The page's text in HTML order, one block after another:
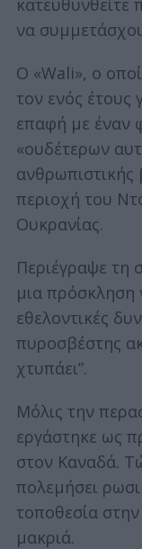
κατευθυνθείτε
να
Ο «Wali», ο
τον ενός έτους
επαφή με έναν
«ουδέτερων
ανθρωπιστικής
περιοχή του
Ουκρανίας.
Περιέγραψε τη
μια πρόσκληση
εθελοντικές
πυροσβέστης
χτυπάει”.
Μόλις την
εργάστηκε ως
στον Καναδά.
πολεμήσει
τοποθεσία
μακριά.